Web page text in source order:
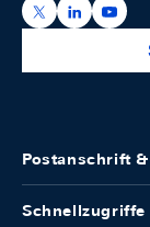
https://https://
Postanschrift
Schnellzugriffe